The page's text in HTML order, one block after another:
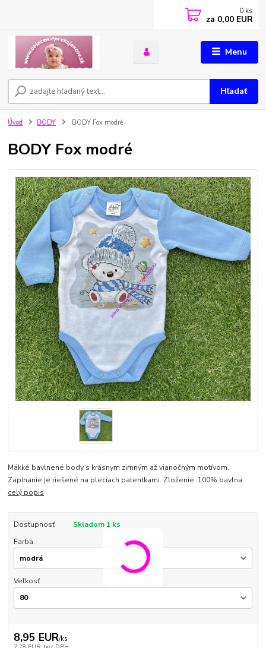
Menu
Hľadať
0 ks
za 0,00 EUR
Úvod BODY BODY Fox modré
BODY Fox modré
Mäkké bavlnené body s krásnym zimným až vianočným motívom.
Zapínanie je riešené na pleciach patentkami. Zloženie: 100% bavlna
celý popis
Dostupnosť
Skladom 1 ks
Farba
Veľkosť
8,95 EUR/ks